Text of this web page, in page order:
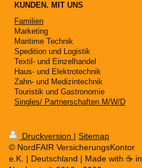
KUNDEN. MIT UNS
Familien
Marketing
Maritime Technik
Spedition und Logistik
Textil- und Einzelhandel
Haus- und Elektrotechnik
Zahn- und Medizintechnik
Touristik und Gastronomie
Singles/ Partnerschaften M/W/D
Druckversion | Sitemap
© NordFAIR VersicherungsKontor
e.K. | Deutschland | Made with ☕️ in